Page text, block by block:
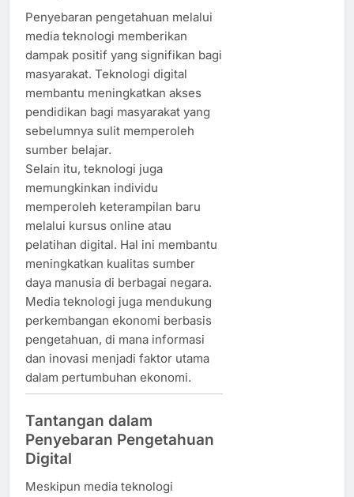
Penyebaran pengetahuan melalui
media teknologi memberikan
dampak positif yang signifikan bagi
masyarakat. Teknologi digital
membantu meningkatkan akses
pendidikan bagi masyarakat yang
sebelumnya sulit memperoleh
sumber belajar.
Selain itu, teknologi juga
memungkinkan individu
memperoleh keterampilan baru
melalui kursus online atau
pelatihan digital. Hal ini membantu
meningkatkan kualitas sumber
daya manusia di berbagai negara.
Media teknologi juga mendukung
perkembangan ekonomi berbasis
pengetahuan, di mana informasi
dan inovasi menjadi faktor utama
dalam pertumbuhan ekonomi.
Tantangan dalam
Penyebaran Pengetahuan
Digital
Meskipun media teknologi